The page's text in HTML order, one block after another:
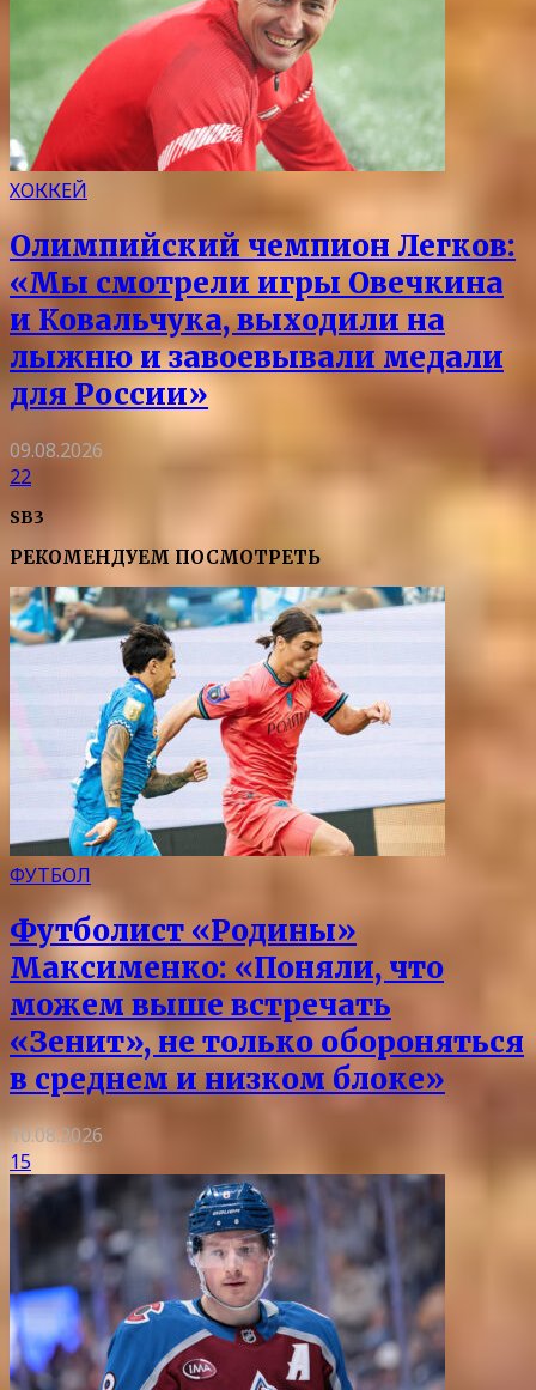
ХОККЕЙ
Олимпийский чемпион Легков:
«Мы смотрели игры Овечкина
и Ковальчука, выходили на
лыжню и завоевывали медали
для России»
09.08.2026
22
SB3
РЕКОМЕНДУЕМ ПОСМОТРЕТЬ
ФУТБОЛ
Футболист «Родины»
Максименко: «Поняли, что
можем выше встречать
«Зенит», не только обороняться
в среднем и низком блоке»
10.08.2026
15